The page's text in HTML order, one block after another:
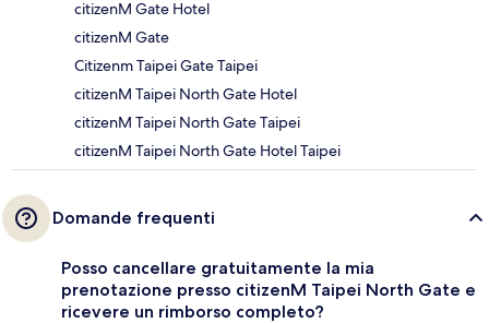
citizenM Gate Hotel
citizenM Gate
Citizenm Taipei Gate Taipei
citizenM Taipei North Gate Hotel
citizenM Taipei North Gate Taipei
citizenM Taipei North Gate Hotel Taipei
Domande frequenti
Posso cancellare gratuitamente la mia
prenotazione presso citizenM Taipei North Gate e
ricevere un rimborso completo?